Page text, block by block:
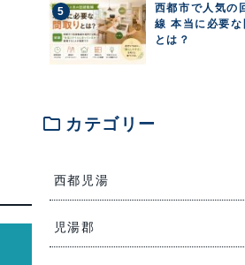
西都市で人気の
線 本当に必要な
とは？
folder カテゴリー
西都児湯
児湯郡